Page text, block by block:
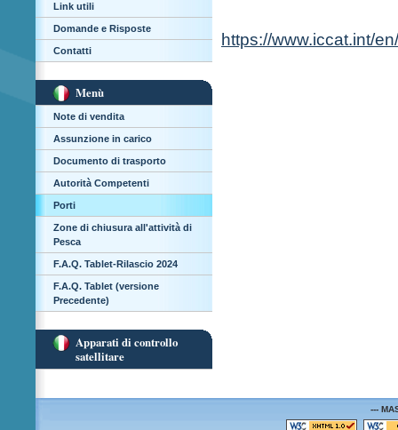
Link utili
Domande e Risposte
Contatti
Menù
Note di vendita
Assunzione in carico
Documento di trasporto
Autorità Competenti
Porti
Zone di chiusura all'attività di
Pesca
F.A.Q. Tablet-Rilascio 2024
F.A.Q. Tablet (versione
Precedente)
Apparati di controllo
satellitare
https://www.iccat.int/
---